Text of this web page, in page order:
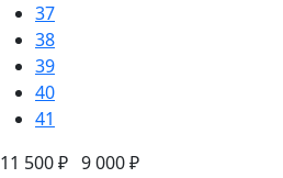
37
38
39
40
41
11 500 ₽ 9 000 ₽